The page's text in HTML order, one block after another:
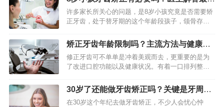
矫正方法的影响，会受到…
时机与方法
许多家长所关心的问题，是8岁小孩究竟是否需要矫
正牙齿，处于替牙期的这个年龄段孩子，颌骨存在
期干预常常能够收获更好的效果，然而并非所有情
形都要立刻进行处理。…
矫正牙齿年龄限制吗？主流方法与健康好
处全解析
修正牙齿可不单单是冲着美观而去，更重要的是为
了改进口腔功能以及健康状况。有着一口排列整齐
度，切实预防龋齿以及牙周病的出现。当下的正畸
技术已然相当成熟，能够给…
30岁了还能做牙齿矫正吗？关键是牙周健
康，年龄不是问题
在30岁这个年纪去做牙齿矫正，不少人会忧心忡